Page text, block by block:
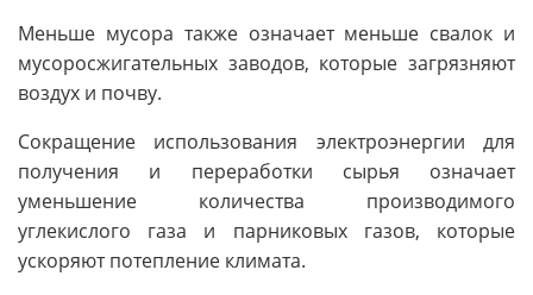
Меньше мусора также означает меньше свалок и
мусоросжигательных заводов, которые загрязняют
воздух и почву.
Сокращение использования электроэнергии для
получения и переработки сырья означает
уменьшение количества производимого
углекислого газа и парниковых газов, которые
ускоряют потепление климата.